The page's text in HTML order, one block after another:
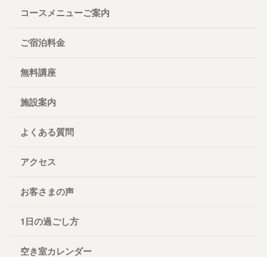
コースメニューご案内
ご宿泊料金
無料講座
施設案内
よくある質問
アクセス
お客さまの声
1日の過ごし方
空き室カレンダー